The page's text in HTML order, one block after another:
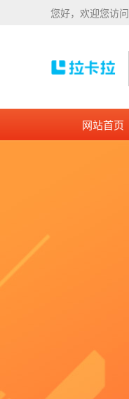
您好，欢迎您访
网站首页